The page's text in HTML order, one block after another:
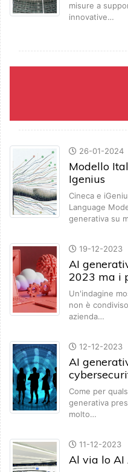
misure a
innovative…
26-01-2024
Modello
Igenius
Cineca e
Language
generativa su
19-12-2023
AI
2023 ma i
Un'indagine
non è
azienda…
12-12-2023
AI
Come per
generativa
molto…
11-12-2023
Al via lo AI